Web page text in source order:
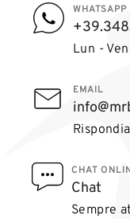
WHATSAPP
Lun -
EMAIL
CHAT
Chat
Sempre